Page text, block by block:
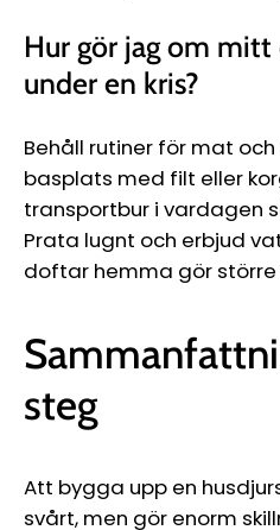
Hur gör jag om mitt
under en kris?
Behåll rutiner för mat
basplats med filt eller
transportbur i vardagen
Prata lugnt och erbjud
doftar hemma gör större
steg
Att bygga upp en
svårt, men gör enorm